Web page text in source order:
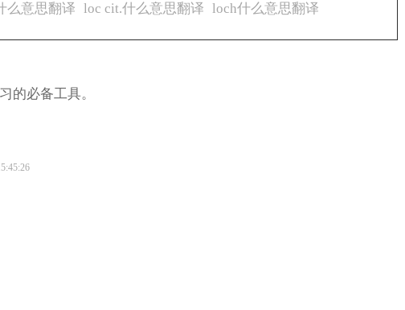
么意思翻译 loc cit.什么意思翻译 loch什么意思翻译
的必备工具。